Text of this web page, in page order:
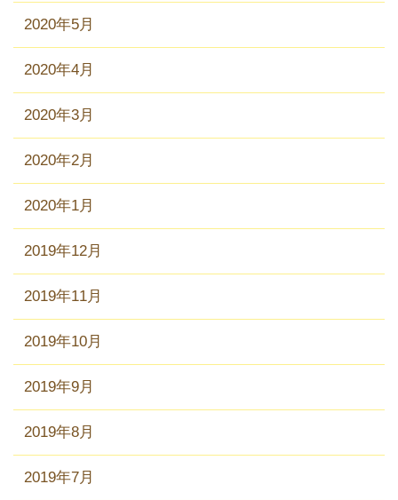
2020年5月
2020年4月
2020年3月
2020年2月
2020年1月
2019年12月
2019年11月
2019年10月
2019年9月
2019年8月
2019年7月